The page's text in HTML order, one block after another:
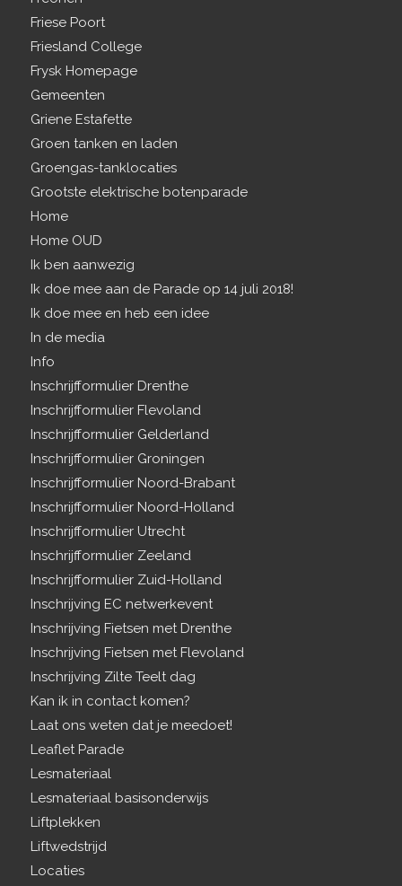
Friese Poort
Friesland College
Frysk Homepage
Gemeenten
Griene Estafette
Groen tanken en laden
Groengas-tanklocaties
Grootste elektrische botenparade
Home
Home OUD
Ik ben aanwezig
Ik doe mee aan de Parade op 14 juli 2018!
Ik doe mee en heb een idee
In de media
Info
Inschrijfformulier Drenthe
Inschrijfformulier Flevoland
Inschrijfformulier Gelderland
Inschrijfformulier Groningen
Inschrijfformulier Noord-Brabant
Inschrijfformulier Noord-Holland
Inschrijfformulier Utrecht
Inschrijfformulier Zeeland
Inschrijfformulier Zuid-Holland
Inschrijving EC netwerkevent
Inschrijving Fietsen met Drenthe
Inschrijving Fietsen met Flevoland
Inschrijving Zilte Teelt dag
Kan ik in contact komen?
Laat ons weten dat je meedoet!
Leaflet Parade
Lesmateriaal
Lesmateriaal basisonderwijs
Liftplekken
Liftwedstrijd
Locaties